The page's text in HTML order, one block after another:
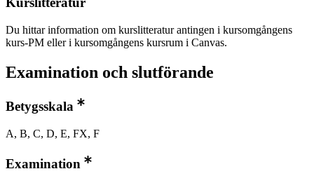
Du hittar information om kurslitteratur antingen i kursomgångens
kurs-PM eller i kursomgångens kursrum i Canvas.
Examination och slutförande
Betygsskala
A, B, C, D, E, FX, F
Examination